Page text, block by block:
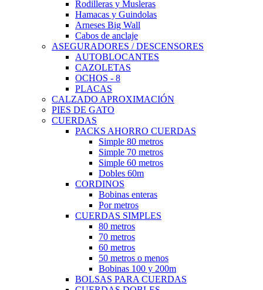
Rodilleras y Musleras
Hamacas y Guindolas
Arneses Big Wall
Cabos de anclaje
ASEGURADORES / DESCENSORES
AUTOBLOCANTES
CAZOLETAS
OCHOS - 8
PLACAS
CALZADO APROXIMACIÓN
PIES DE GATO
CUERDAS
PACKS AHORRO CUERDAS
Simple 80 metros
Simple 70 metros
Simple 60 metros
Dobles 60m
CORDINOS
Bobinas enteras
Por metros
CUERDAS SIMPLES
80 metros
70 metros
60 metros
50 metros o menos
Bobinas 100 y 200m
BOLSAS PARA CUERDAS